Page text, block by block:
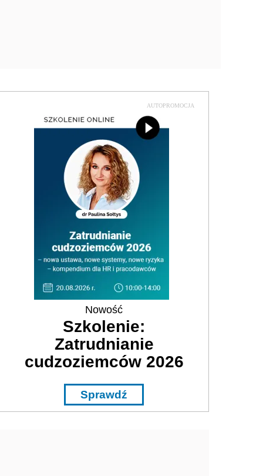
AUTOPROMOCJA
Nowość
Szkolenie:
Zatrudnianie
cudzoziemców 2026
Sprawdź